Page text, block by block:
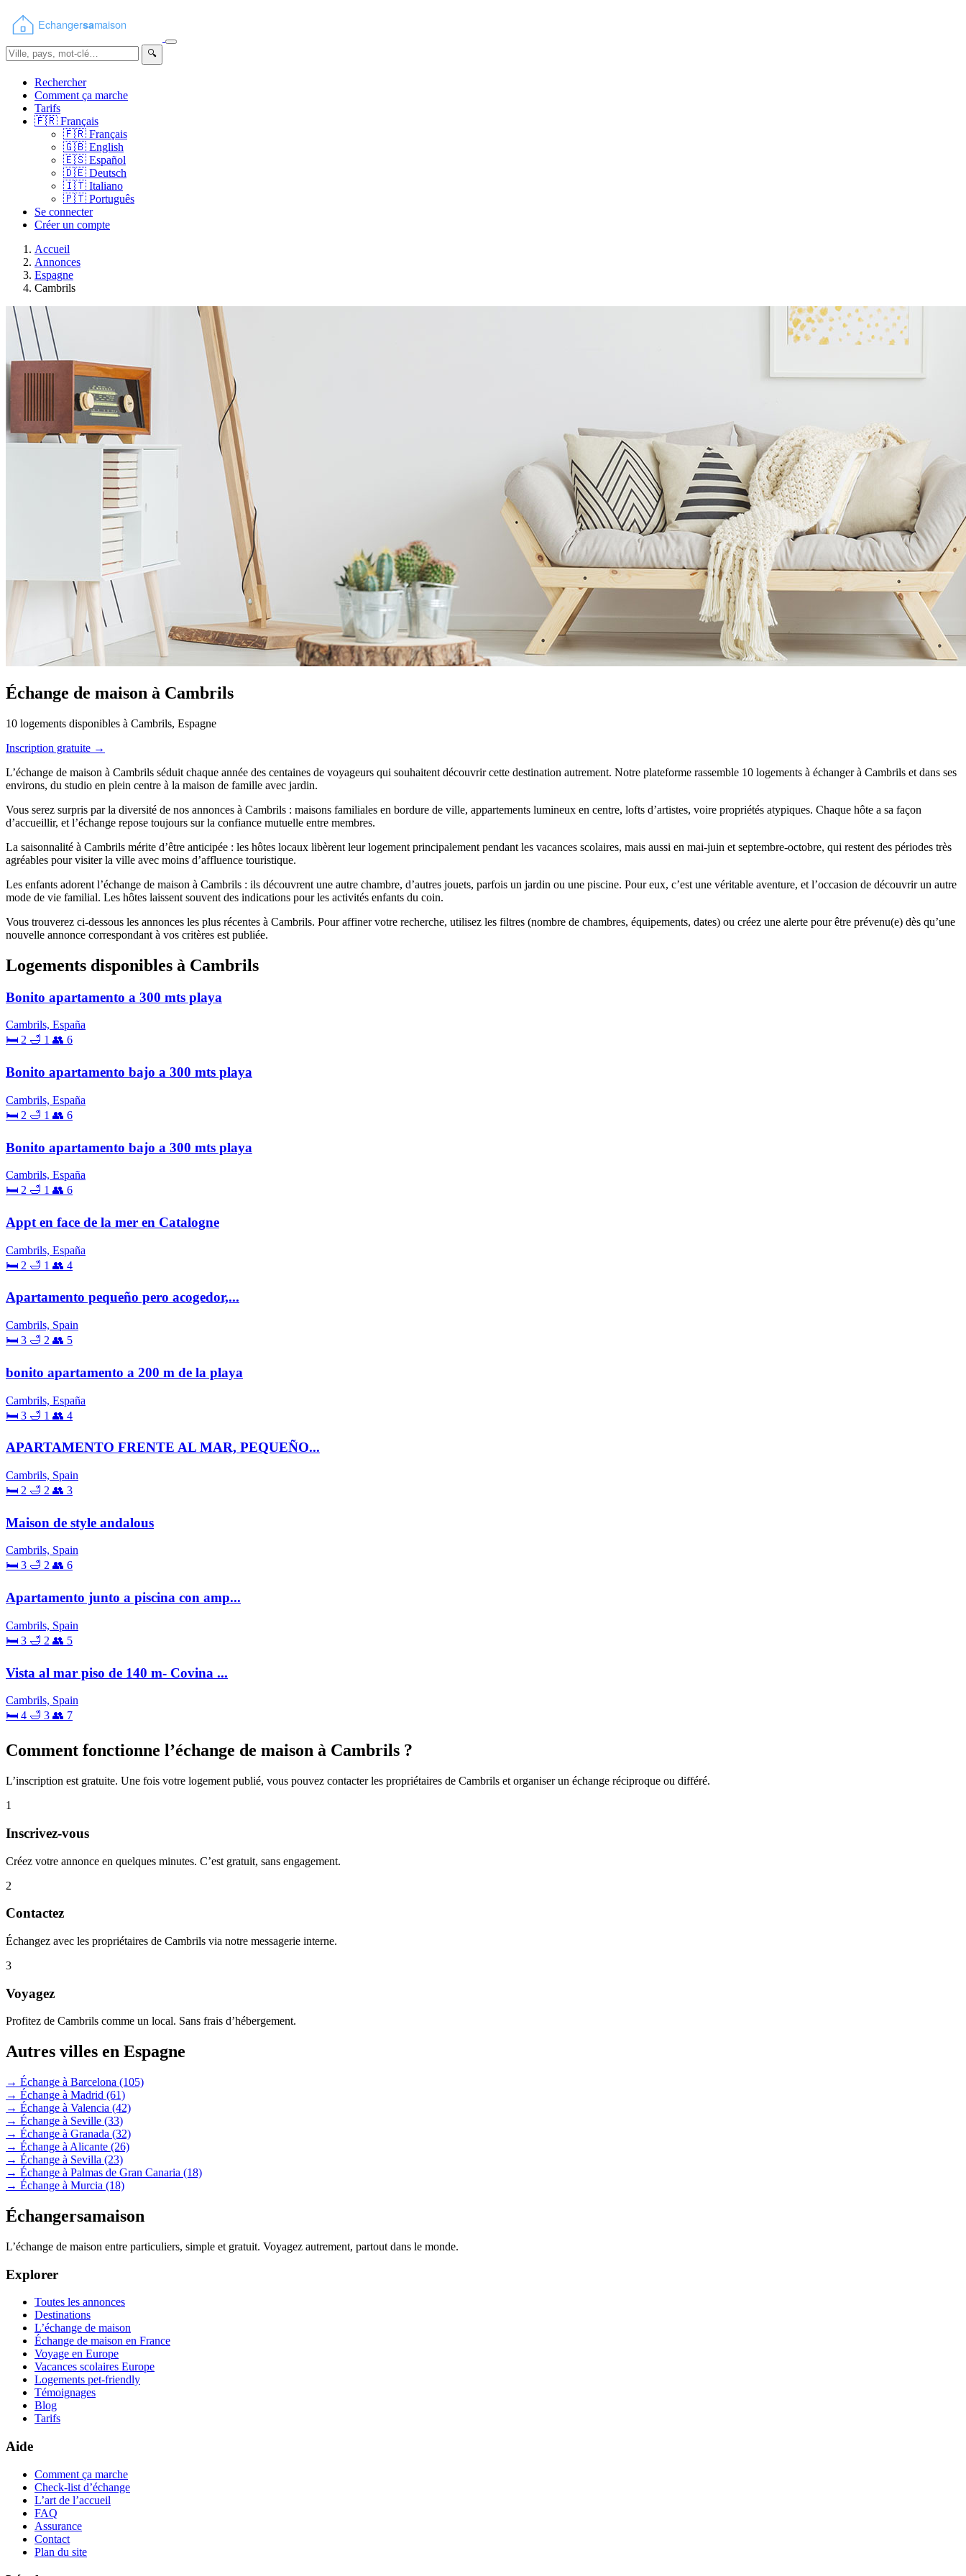
🔍
Rechercher
Comment ça marche
Tarifs
🇫🇷 Français
🇫🇷 Français
🇬🇧 English
🇪🇸 Español
🇩🇪 Deutsch
🇮🇹 Italiano
🇵🇹 Português
Se connecter
Créer un compte
Accueil
Annonces
Espagne
Cambrils
Échange de maison à Cambrils
10 logements disponibles à Cambrils, Espagne
Inscription gratuite →
L’échange de maison à Cambrils séduit chaque année des centaines de voyageurs qui souhaitent découvrir cette destination autrement. Notre plateforme rassemble 10 logements à échanger à Cambrils et dans ses
environs, du studio en plein centre à la maison de famille avec jardin.
Vous serez surpris par la diversité de nos annonces à Cambrils : maisons familiales en bordure de ville, appartements lumineux en centre, lofts d’artistes, voire propriétés atypiques. Chaque hôte a sa façon
d’accueillir, et l’échange repose toujours sur la confiance mutuelle entre membres.
La saisonnalité à Cambrils mérite d’être anticipée : les hôtes locaux libèrent leur logement principalement pendant les vacances scolaires, mais aussi en mai-juin et septembre-octobre, qui restent des périodes très
agréables pour visiter la ville avec moins d’affluence touristique.
Les enfants adorent l’échange de maison à Cambrils : ils découvrent une autre chambre, d’autres jouets, parfois un jardin ou une piscine. Pour eux, c’est une véritable aventure, et l’occasion de découvrir un autre
mode de vie familial. Les hôtes laissent souvent des indications pour les activités enfants du coin.
Vous trouverez ci-dessous les annonces les plus récentes à Cambrils. Pour affiner votre recherche, utilisez les filtres (nombre de chambres, équipements, dates) ou créez une alerte pour être prévenu(e) dès qu’une
nouvelle annonce correspondant à vos critères est publiée.
Logements disponibles à Cambrils
Bonito apartamento a 300 mts playa
Cambrils, España
🛏 2 🛁 1 👥 6
Bonito apartamento bajo a 300 mts playa
Cambrils, España
🛏 2 🛁 1 👥 6
Bonito apartamento bajo a 300 mts playa
Cambrils, España
🛏 2 🛁 1 👥 6
Appt en face de la mer en Catalogne
Cambrils, España
🛏 2 🛁 1 👥 4
Apartamento pequeño pero acogedor,...
Cambrils, Spain
🛏 3 🛁 2 👥 5
bonito apartamento a 200 m de la playa
Cambrils, España
🛏 3 🛁 1 👥 4
APARTAMENTO FRENTE AL MAR, PEQUEÑO...
Cambrils, Spain
🛏 2 🛁 2 👥 3
Maison de style andalous
Cambrils, Spain
🛏 3 🛁 2 👥 6
Apartamento junto a piscina con amp...
Cambrils, Spain
🛏 3 🛁 2 👥 5
Vista al mar piso de 140 m- Covina ...
Cambrils, Spain
🛏 4 🛁 3 👥 7
Comment fonctionne l’échange de maison à Cambrils ?
L’inscription est gratuite. Une fois votre logement publié, vous pouvez contacter les propriétaires de Cambrils et organiser un échange réciproque ou différé.
1
Inscrivez-vous
Créez votre annonce en quelques minutes. C’est gratuit, sans engagement.
2
Contactez
Échangez avec les propriétaires de Cambrils via notre messagerie interne.
3
Voyagez
Profitez de Cambrils comme un local. Sans frais d’hébergement.
Autres villes en Espagne
→ Échange à Barcelona (105)
→ Échange à Madrid (61)
→ Échange à Valencia (42)
→ Échange à Seville (33)
→ Échange à Granada (32)
→ Échange à Alicante (26)
→ Échange à Sevilla (23)
→ Échange à Palmas de Gran Canaria (18)
→ Échange à Murcia (18)
Échangersamaison
L’échange de maison entre particuliers, simple et gratuit. Voyagez autrement, partout dans le monde.
Explorer
Toutes les annonces
Destinations
L’échange de maison
Échange de maison en France
Voyage en Europe
Vacances scolaires Europe
Logements pet-friendly
Témoignages
Blog
Tarifs
Aide
Comment ça marche
Check-list d’échange
L’art de l’accueil
FAQ
Assurance
Contact
Plan du site